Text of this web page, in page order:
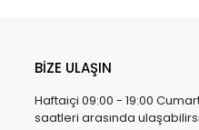
BİZE ULAŞIN
Haftaiçi 09:00 - 19:00
saatleri arasında